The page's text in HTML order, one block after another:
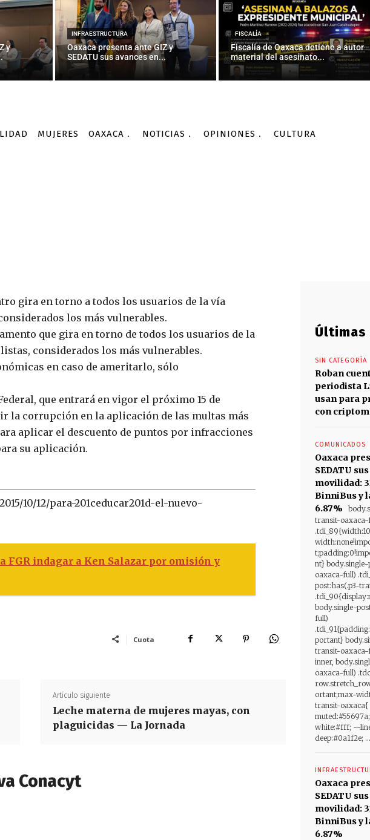
y
INFRAESTRUCTURA
Oaxaca presenta ante GIZ y
SEDATU sus avances en...
FISCALÍA
Fiscalía de Oaxaca detiene a autor
material del asesinato...
MUJERES OAXACA NOTICIAS OPINIONES CULTURA
NACIONALES
el nuevo reglamento de
Por AGENCIA INFORMATIVA CONACYT - 12/10/2015
gira en torno a todos los usuarios de la vía
los más vulnerables.
que gira en torno de todos los usuarios de la
considerados los más vulnerables.
en caso de ameritarlo, sólo
que entrará en vigor el próximo 15 de
la corrupción en la aplicación de las multas más
aplicar el descuento de puntos por infracciones
su aplicación.
10/12/para-201ceducar201d-el-nuevo-
FGR indagar a Ken Salazar por omisión y
Cuota
Artículo siguiente
Leche materna de mujeres mayas, con
plaguicidas — La Jornada
Conacyt
SIN CATEGORÍA
Roban
periodista
usan para
con
COMUNICADOS
Oaxaca
SEDATU
movilidad:
BinniBus y
6.87%
transit-oaxaca-
nt}
oaxaca-full)
post:has(.p3-
body.single-
full)
portant}
transit-oaxaca-
inner,
oaxaca-full)
ortant;max-
transit-
white:#fff; --
deep:#0a1f2e; ...
Oaxaca
SEDATU
movilidad:
BinniBus y
6.87%